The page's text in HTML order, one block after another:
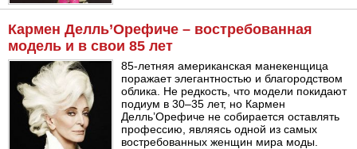
Кармен Делль’Орефиче – востребованная
модель и в свои 85 лет
85-летняя американская манекенщица
поражает элегантностью и благородством
облика. Не редкость, что модели покидают
подиум в 30–35 лет, но Кармен
Делль’Орефиче не собирается оставлять
профессию, являясь одной из самых
востребованных женщин мира моды.